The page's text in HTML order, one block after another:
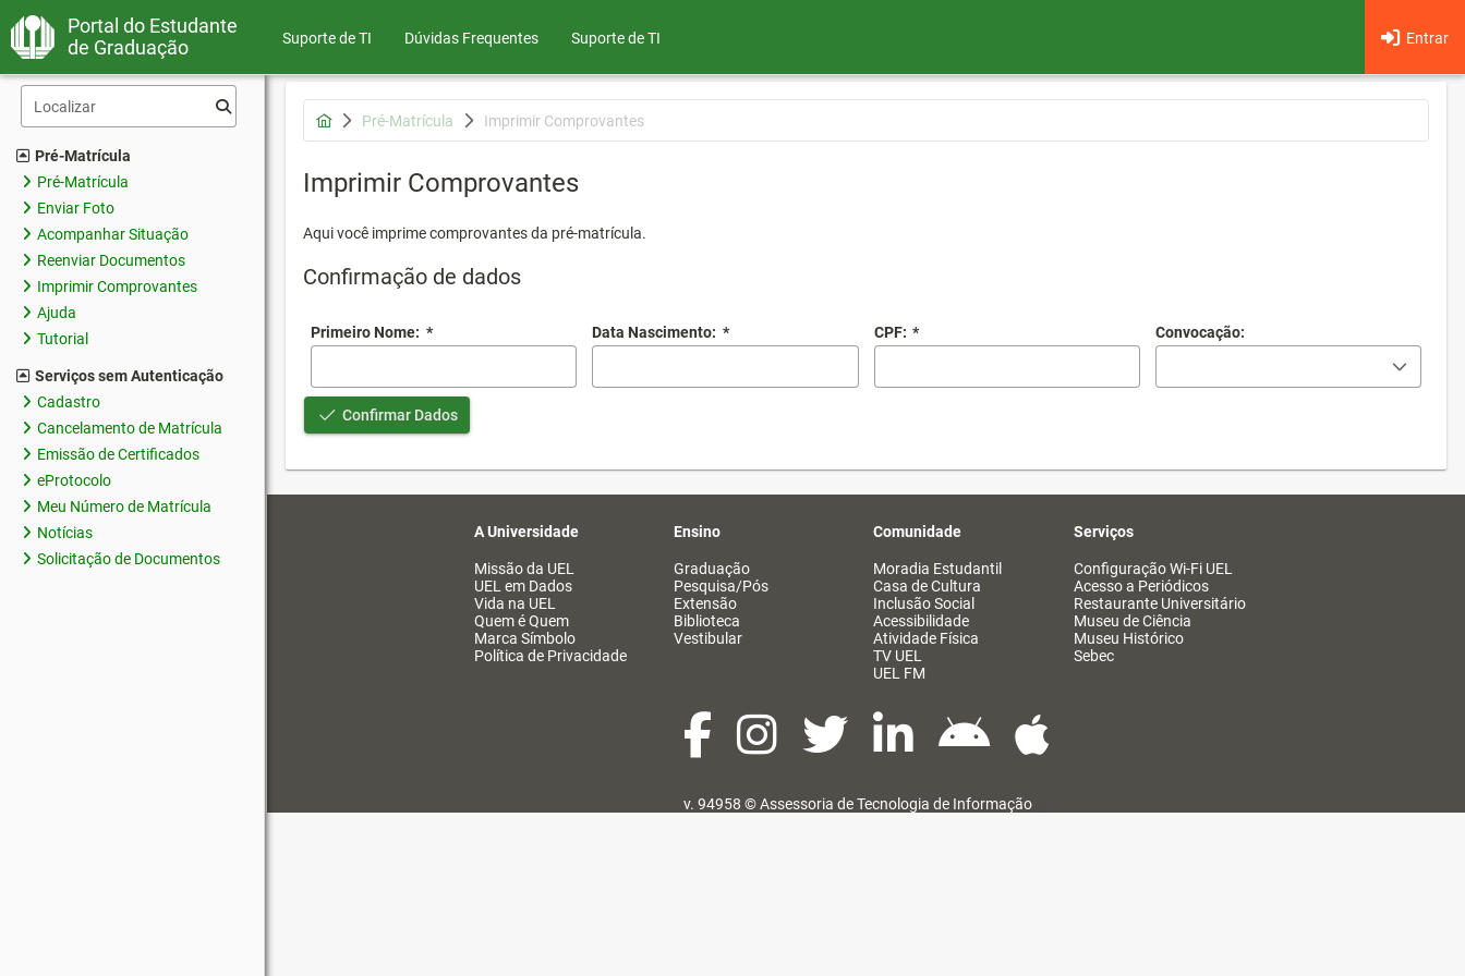
Portal do Estudante
de Graduação
Suporte de TI Dúvidas Frequentes Entrar
Suporte de TI
Pré-Matrícula
Pré-Matrícula
Enviar Foto
Acompanhar Situação
Reenviar Documentos
Imprimir Comprovantes
Ajuda
Tutorial
Serviços sem Autenticação
Cadastro
Cancelamento de Matrícula
Emissão de Certificados
eProtocolo
Meu Número de Matrícula
Notícias
Solicitação de Documentos
Pré-Matrícula Imprimir Comprovantes
Imprimir Comprovantes
Aqui você imprime comprovantes da pré-matrícula.
Confirmação de dados
Primeiro Nome: * Data Nascimento: * CPF: * Convocação:
Confirmar Dados
A Universidade
Missão da UEL
UEL em Dados
Vida na UEL
Quem é Quem
Marca Símbolo
Política de Privacidade
Ensino
Graduação
Pesquisa/Pós
Extensão
Biblioteca
Vestibular
Comunidade
Moradia Estudantil
Casa de Cultura
Inclusão Social
Acessibilidade
Atividade Física
TV UEL
UEL FM
Serviços
Configuração Wi-Fi UEL
Acesso a Periódicos
Restaurante Universitário
Museu de Ciência
Museu Histórico
Sebec
v. 94958 ©Assessoria de Tecnologia de Informação